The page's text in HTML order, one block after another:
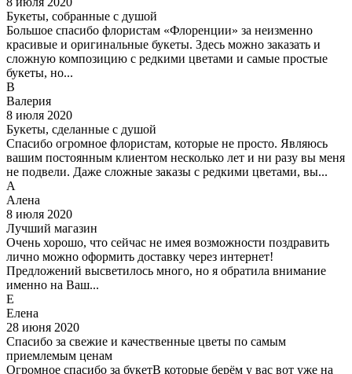
Букеты, собранные с душой
Большое спасибо флористам «Флоренции» за неизменно
красивые и оригинальные букеты. Здесь можно заказать и
сложную композицию с редкими цветами и самые простые
букеты, но...
В
Валерия
8 июля 2020
Букеты, сделанные с душой
Спасибо огромное флористам, которые не просто. Являюсь
вашим постоянным клиентом несколько лет и ни разу вы меня
не подвели. Даже сложные заказы с редкими цветами, вы...
А
Алена
8 июля 2020
Лучший магазин
Очень хорошо, что сейчас не имея возможности поздравить
лично можно оформить доставку через интернет!
Предложений высветилось много, но я обратила внимание
именно на Ваш...
Е
Елена
28 июня 2020
Спасибо за свежие и качественные цветы по самым
приемлемым ценам
Огромное спасибо за букетВ которые берём у вас вот уже на